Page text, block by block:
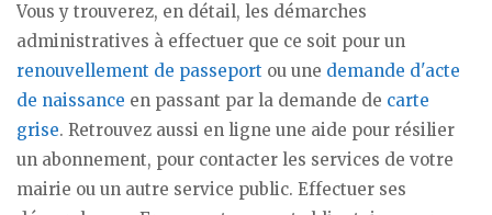
Vous y trouverez, en détail, les démarches
administratives à effectuer que ce soit pour un
renouvellement de passeport ou une demande d'acte
de naissance en passant par la demande de carte
grise. Retrouvez aussi en ligne une aide pour résilier
un abonnement, pour contacter les services de votre
mairie ou un autre service public. Effectuer ses